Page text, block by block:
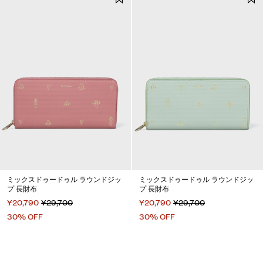
ミックスドゥードゥル ラウンドジッ
プ 長財布
¥20,790 ¥29,700
30% OFF
ミックスドゥードゥル ラウンドジッ
プ 長財布
¥20,790 ¥29,700
30% OFF